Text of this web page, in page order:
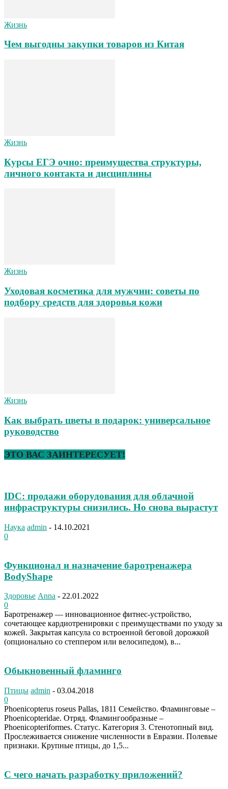
Жизнь
Чем выгодны закупки товаров из Китая
Жизнь
Курсы ЕГЭ очно: преимущества структуры,
личного контакта и дисциплины
Жизнь
Уходовая косметика для мужчин: советы по
подбору средств для здоровья кожи
Жизнь
Как выбрать цветы в подарок: универсальное
руководство
ЭТО ВАС ЗАИНТЕРЕСУЕТ!
IDC: продажи оборудования для облачной
инфраструктуры снизились. Но снова вырастут
Наука admin - 14.10.2021
0
Функционал и назначение баротренажера
BodyShape
Здоровье Anna - 22.01.2022
0
Баротренажер — инновационное фитнес-устройство,
сочетающее кардиотренировки с преимуществами по уходу за
кожей. Закрытая капсула со встроенной беговой дорожкой
(опционально со степпером или велосипедом), в...
Обыкновенный фламинго
Птицы admin - 03.04.2018
0
Phoenicopterus roseus Pallas, 1811 Семейство. Фламинговые –
Phoenicopteridae. Отряд. Фламингообразные –
Phoenicopteriformes. Статус. Категория 3. Стенотопный вид.
Прослеживается снижение численности в Евразии. Полевые
признаки. Крупные птицы, до 1,5...
С чего начать разработку приложений?